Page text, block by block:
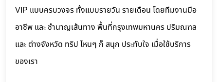
VIP แบบครบวงจร ทั้งแบบรายวัน รายเดือน โดยทีมงานมือ
อาชีพ และ ชำนาญเส้นทาง พื้นที่กรุงเทพมหานคร ปริมณฑล
และ ต่างจังหวัด ทริป ไหนๆ ก็ สนุก ประทับใจ เมื่อใช้บริการ
ของเรา